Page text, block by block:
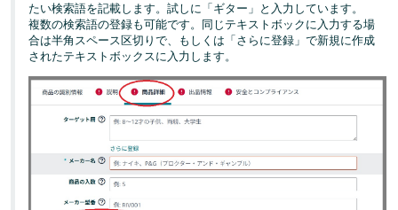
たい検索語を記載します。試しに「ギター」と入力しています。
複数の検索語の登録も可能です。同じテキストボックに入力する場
合は半角スペース区切りで、もしくは「さらに登録」で新規に作成
されたテキストボックスに入力します。